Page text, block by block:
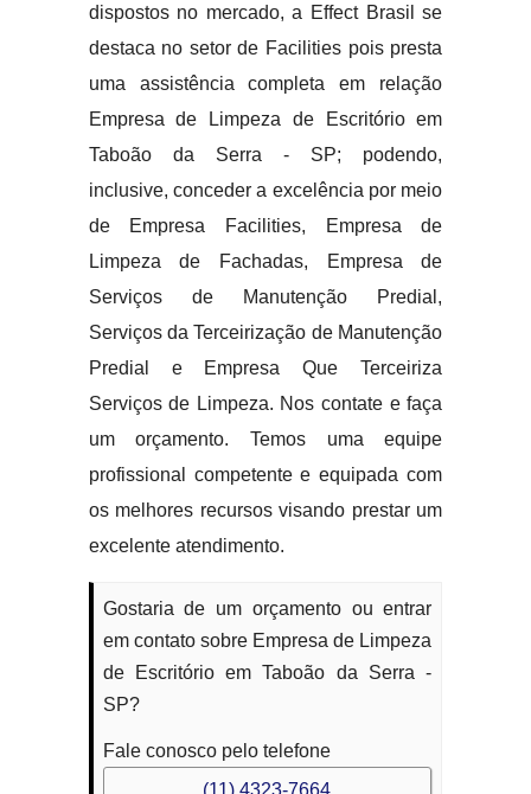
dispostos no mercado, a Effect Brasil se
destaca no setor de Facilities pois presta
uma assistência completa em relação
Empresa de Limpeza de Escritório em
Taboão da Serra - SP; podendo,
inclusive, conceder a excelência por meio
de Empresa Facilities, Empresa de
Limpeza de Fachadas, Empresa de
Serviços de Manutenção Predial,
Serviços da Terceirização de Manutenção
Predial e Empresa Que Terceiriza
Serviços de Limpeza. Nos contate e faça
um orçamento. Temos uma equipe
profissional competente e equipada com
os melhores recursos visando prestar um
excelente atendimento.
Gostaria de um orçamento ou entrar
em contato sobre Empresa de Limpeza
de Escritório em Taboão da Serra -
SP?
Fale conosco pelo telefone
(11) 4323-7664